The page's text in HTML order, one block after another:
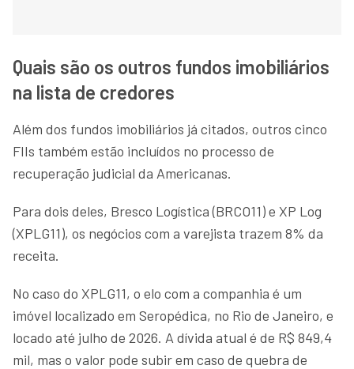
Quais são os outros fundos imobiliários
na lista de credores
Além dos fundos imobiliários já citados, outros cinco
FIIs também estão incluídos no processo de
recuperação judicial da Americanas.
Para dois deles, Bresco Logística (BRCO11) e XP Log
(XPLG11), os negócios com a varejista trazem 8% da
receita.
No caso do XPLG11, o elo com a companhia é um
imóvel localizado em Seropédica, no Rio de Janeiro, e
locado até julho de 2026. A dívida atual é de R$ 849,4
mil, mas o valor pode subir em caso de quebra de